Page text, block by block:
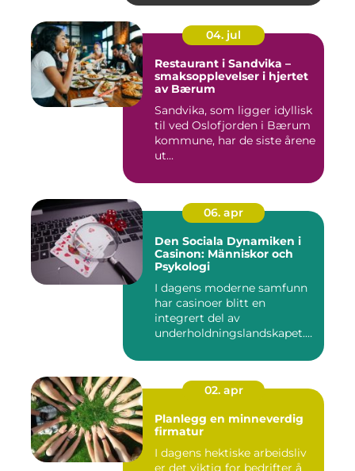
04. jul
Restaurant i Sandvika –
smaksopplevelser i hjertet
av Bærum
Sandvika, som ligger idyllisk
til ved Oslofjorden i Bærum
kommune, har de siste årene
ut...
06. apr
Den Sociala Dynamiken i
Casinon: Människor och
Psykologi
I dagens moderne samfunn
har casinoer blitt en
integrert del av
underholdningslandskapet.
02. apr
Planlegg en minneverdig
firmatur
I dagens hektiske arbeidsliv
er det viktig for bedrifter å